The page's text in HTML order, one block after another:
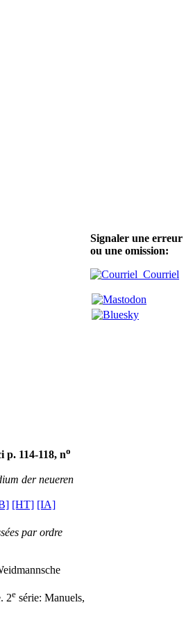
p. 114-118, no
der neueren
[HT] [IA]
par ordre
2e série: Manuels,
Signaler une erreur
ou une omission:
Courriel